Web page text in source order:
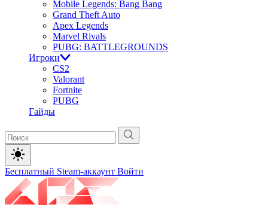
Mobile Legends: Bang Bang
Grand Theft Auto
Apex Legends
Marvel Rivals
PUBG: BATTLEGROUNDS
Игроки
CS2
Valorant
Fortnite
PUBG
Гайды
Бесплатный Steam-аккаунт Войти